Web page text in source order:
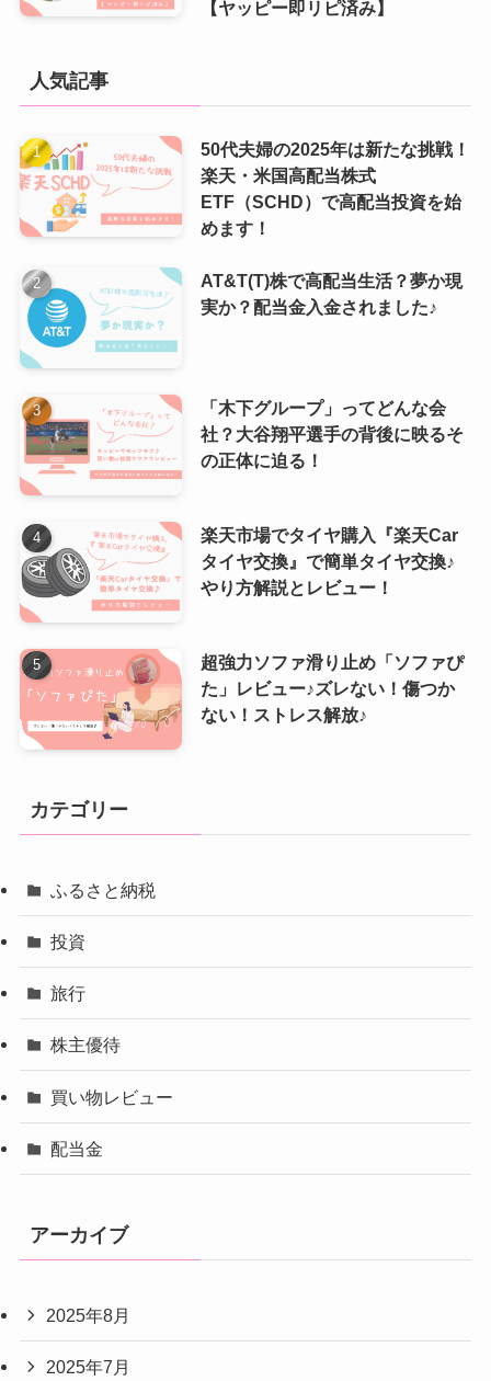
【ヤッピー即リピ済み】
人気記事
50代夫婦の2025年は新たな挑戦！
楽天・米国高配当株式
ETF（SCHD）で高配当投資を始
めます！
AT&T(T)株で高配当生活？夢か現
実か？配当金入金されました♪
「木下グループ」ってどんな会
社？大谷翔平選手の背後に映るそ
の正体に迫る！
楽天市場でタイヤ購入『楽天Car
タイヤ交換』で簡単タイヤ交換♪
やり方解説とレビュー！
超強力ソファ滑り止め「ソファぴ
た」レビュー♪ズレない！傷つか
ない！ストレス解放♪
カテゴリー
ふるさと納税
投資
旅行
株主優待
買い物レビュー
配当金
アーカイブ
2025年8月
2025年7月